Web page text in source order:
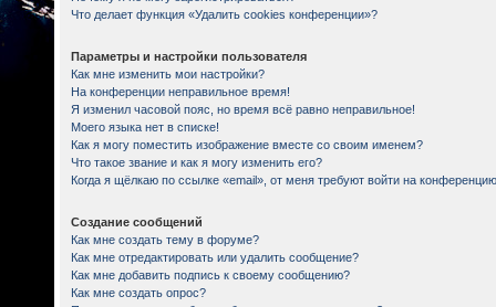
Что делает функция «Удалить cookies конференции»?
Параметры и настройки пользователя
Как мне изменить мои настройки?
На конференции неправильное время!
Я изменил часовой пояс, но время всё равно неправильное!
Моего языка нет в списке!
Как я могу поместить изображение вместе со своим именем?
Что такое звание и как я могу изменить его?
Когда я щёлкаю по ссылке «email», от меня требуют войти на
Создание сообщений
Как мне создать тему в форуме?
Как мне отредактировать или удалить сообщение?
Как мне добавить подпись к своему сообщению?
Как мне создать опрос?